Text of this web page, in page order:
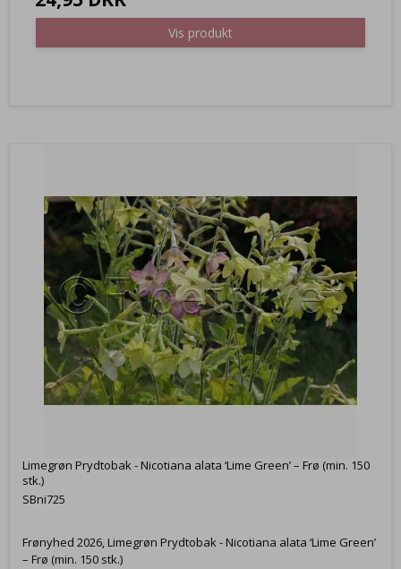
Vis produkt
Limegrøn Prydtobak - Nicotiana alata ‘Lime Green’ – Frø (min. 150
stk.)
SBni725
Frønyhed 2026, Limegrøn Prydtobak - Nicotiana alata ‘Lime Green’
– Frø (min. 150 stk.)